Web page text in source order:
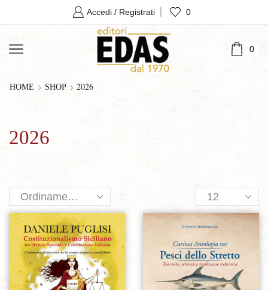
Accedi / Registrati 0
0
HOME SHOP 2026
2026
Products
per
page
Aggiungi alla lista dei desideri Aggiungi alla lista dei desideri